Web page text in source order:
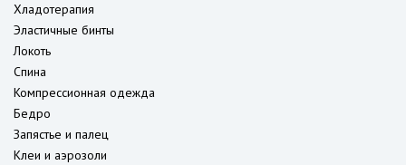
Хладотерапия
Эластичные бинты
Локоть
Спина
Компрессионная одежда
Бедро
Запястье и палец
Клеи и аэрозоли